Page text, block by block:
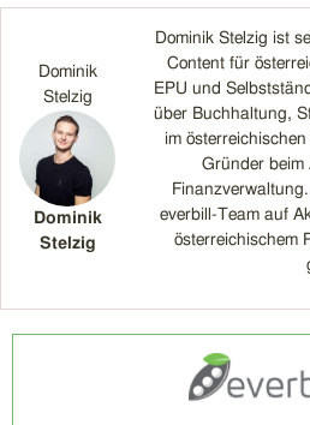
Dominik
Stelzig
Dominik
Stelzig
Dominik Stelzig ist
Content für
EPU und
über Buchhaltung,
im
Gründer beim
everbill-Team auf
österreichischem